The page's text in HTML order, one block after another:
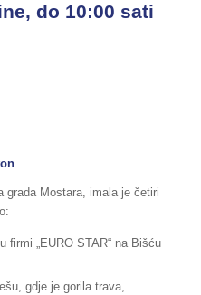
do 10:00 sati
grada Mostara, imala je četiri
firmi „EURO STAR“ na Bišću
gdje je gorila trava,